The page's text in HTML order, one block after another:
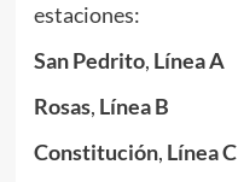
estaciones:
San Pedrito, Línea A
Rosas, Línea B
Constitución, Línea C